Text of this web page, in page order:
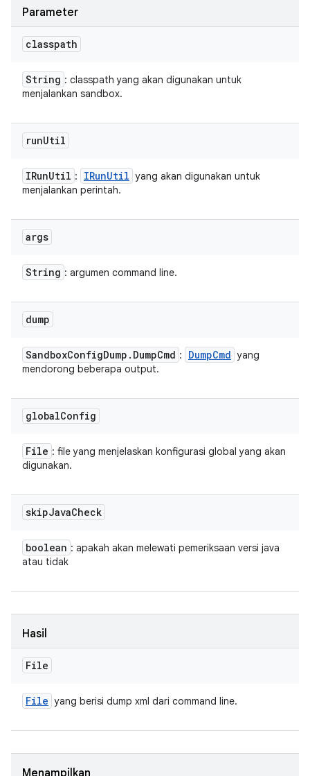
Parameter
classpath
String : classpath yang akan digunakan untuk
menjalankan sandbox.
runUtil
IRunUtil : IRunUtil yang akan digunakan untuk
menjalankan perintah.
args
String : argumen command line.
dump
SandboxConfigDump . DumpCmd : DumpCmd yang
mendorong beberapa output.
globalConfig
File : file yang menjelaskan konfigurasi global yang akan
digunakan.
skipJavaCheck
boolean : apakah akan melewati pemeriksaan versi java
atau tidak
Hasil
File
File yang berisi dump xml dari command line.
Menampilkan